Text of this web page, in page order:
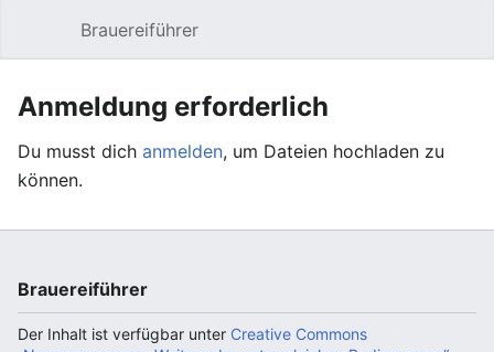
Brauereiführer
Anmeldung erforderlich
Du musst dich anmelden, um Dateien hochladen zu
können.
Brauereiführer
Der Inhalt ist verfügbar unter Creative Commons